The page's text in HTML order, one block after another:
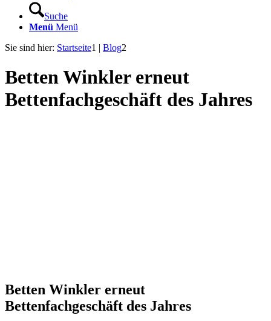
Suche
Menü Menü
Sie sind hier: Startseite1 | Blog2
Betten Winkler erneut
Bettenfachgeschäft des Jahres
Betten Winkler erneut
Bettenfachgeschäft des Jahres